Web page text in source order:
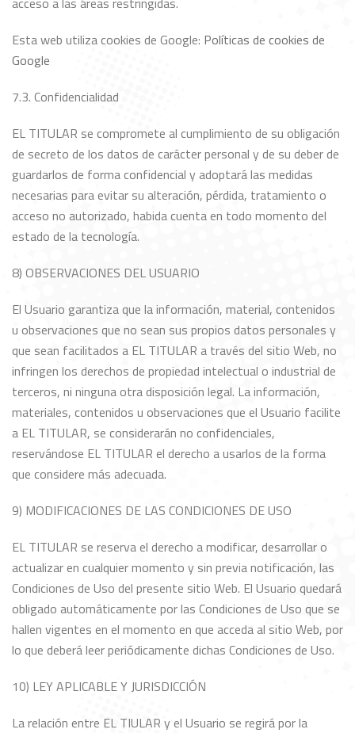
Esta web utiliza cookies de Google: Políticas de cookies de
Google
7.3. Confidencialidad
EL TITULAR se compromete al cumplimiento de su obligación
de secreto de los datos de carácter personal y de su deber de
guardarlos de forma confidencial y adoptará las medidas
necesarias para evitar su alteración, pérdida, tratamiento o
acceso no autorizado, habida cuenta en todo momento del
estado de la tecnología.
8) OBSERVACIONES DEL USUARIO
El Usuario garantiza que la información, material, contenidos
u observaciones que no sean sus propios datos personales y
que sean facilitados a EL TITULAR a través del sitio Web, no
infringen los derechos de propiedad intelectual o industrial de
terceros, ni ninguna otra disposición legal. La información,
materiales, contenidos u observaciones que el Usuario facilite
a EL TITULAR, se considerarán no confidenciales,
reservándose EL TITULAR el derecho a usarlos de la forma
que considere más adecuada.
9) MODIFICACIONES DE LAS CONDICIONES DE USO
EL TITULAR se reserva el derecho a modificar, desarrollar o
actualizar en cualquier momento y sin previa notificación, las
Condiciones de Uso del presente sitio Web. El Usuario quedará
obligado automáticamente por las Condiciones de Uso que se
hallen vigentes en el momento en que acceda al sitio Web, por
lo que deberá leer periódicamente dichas Condiciones de Uso.
10) LEY APLICABLE Y JURISDICCIÓN
La relación entre EL TIULAR y el Usuario se regirá por la